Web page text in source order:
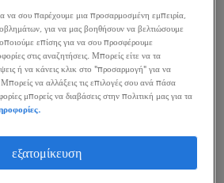
2026
να σου παρέχουμε μια προσαρμοσμένη εμπειρία,
για να μας βοηθήσουν να βελτιώσουμε
επίσης για να σου προσφέρουμε
στις αναζητήσεις. Μπορείς είτε να τα
ή να κάνεις κλικ στο "προσαρμογή" για να
να αλλάξεις τις επιλογές σου ανά πάσα
μπορείς να διαβάσεις στην πολιτική μας για τα
εξατομίκευση